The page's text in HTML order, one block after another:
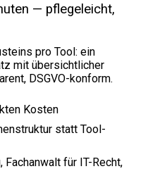
— pflegeleicht,
pro Tool: ein
mit übersichtlicher
DSGVO-konform.
Kosten
statt Tool-
Fachanwalt für IT-Recht,